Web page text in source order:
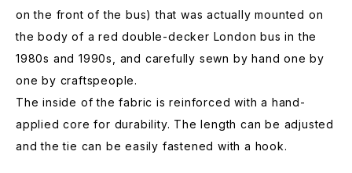
on the front of the bus) that was actually mounted on
the body of a red double-decker London bus in the
1980s and 1990s, and carefully sewn by hand one by
one by craftspeople.
The inside of the fabric is reinforced with a hand-
applied core for durability. The length can be adjusted
and the tie can be easily fastened with a hook.